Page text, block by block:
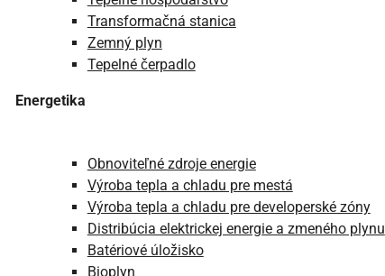
Transformačná stanica
Zemný plyn
Tepelné čerpadlo
Energetika
Obnoviteľné zdroje energie
Výroba tepla a chladu pre mestá
Výroba tepla a chladu pre developerské zóny
Distribúcia elektrickej energie a zmeného plynu
Batériové úložisko
Bioplyn